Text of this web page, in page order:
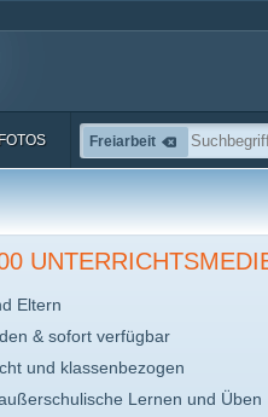
FOTOS Freiarbeit
Eltern
& sofort verfügbar
und klassenbezogen
Lernen und Üben